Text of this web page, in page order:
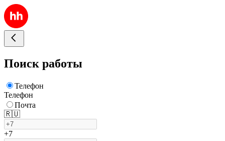
Поиск работы
Телефон
Телефон
Почта
🇷🇺
+7